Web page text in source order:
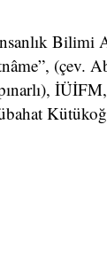
Bilimi
(çev.